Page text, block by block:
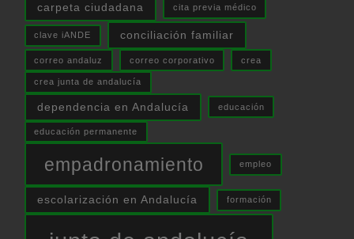
carpeta ciudadana cita previa médico
clave iANDE conciliación familiar
correo andaluz correo corporativo crea
crea junta de andalucía
dependencia en Andalucía educación
educación permanente
empadronamiento empleo
escolarización en Andalucía formación